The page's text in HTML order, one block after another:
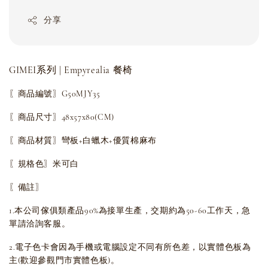
分享
GIMEI系列 | Empyrealia 餐椅
〖商品編號〗G50MJY35
〖商品尺寸〗48x57x80(CM)
〖商品材質〗彎板+白蠟木+優質棉麻布
〖規格色〗米可白
〖備註〗
1.本公司傢俱類產品90%為接單生產，交期約為50-60工作天，急
單請洽詢客服。
2.電子色卡會因為手機或電腦設定不同有所色差，以實體色板為
主(歡迎參觀門市實體色板)。